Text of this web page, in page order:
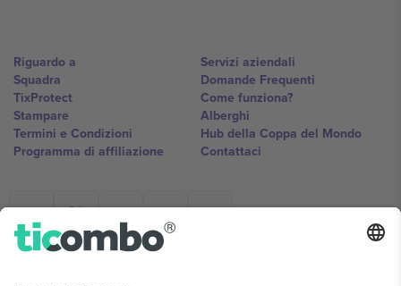
Riguardo a
Squadra
TixProtect
Stampare
Termini e Condizioni
Programma di affiliazione
Servizi aziendali
Domande Frequenti
Come funziona?
Alberghi
Hub della Coppa del Mondo
Contattaci